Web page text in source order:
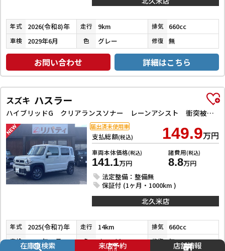
年式 2026(令和8)年 走行 9km 排気 660cc
車検 2029年6月 色 グレー 修復 無
お問い合わせ 詳細はこちら
スズキ ハスラー
ハイブリッドG クリアランスソナー レーンアシスト 衝突被害軽減システム オートライト スマートキー アイドリングストップ 電動格納ミラー シートヒーター CVT ESC エアコン パワーウィンドウ
支払総額(税込) 149.9万円
車両本体価格(税込)
141.1万円
諸費用(税込)
8.8万円
法定整備：整備無
保証付 (1ヶ月・1000km )
届出済未使用車
北久米店
年式 2025(令和7)年 走行 14km 排気 660cc
車検 2028年12月 色 ホワイト 修復 無
在庫車検索 来店予約 店舗情報